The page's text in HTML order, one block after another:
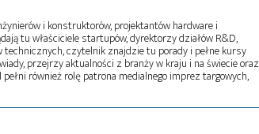
i konstruktorów, projektantów hardware i
tu właściciele startupów, dyrektorzy działów R&D,
czytelnik znajdzie tu porady i pełne kursy
przejrzy aktualności z branży w kraju i na świecie oraz
również rolę patrona medialnego imprez targowych,